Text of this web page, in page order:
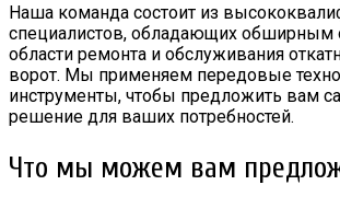
Наша команда состоит из
специалистов, обладающих обширным
области ремонта и обслуживания
ворот. Мы применяем передовые
инструменты, чтобы предложить вам
решение для ваших потребностей.
Что мы можем вам